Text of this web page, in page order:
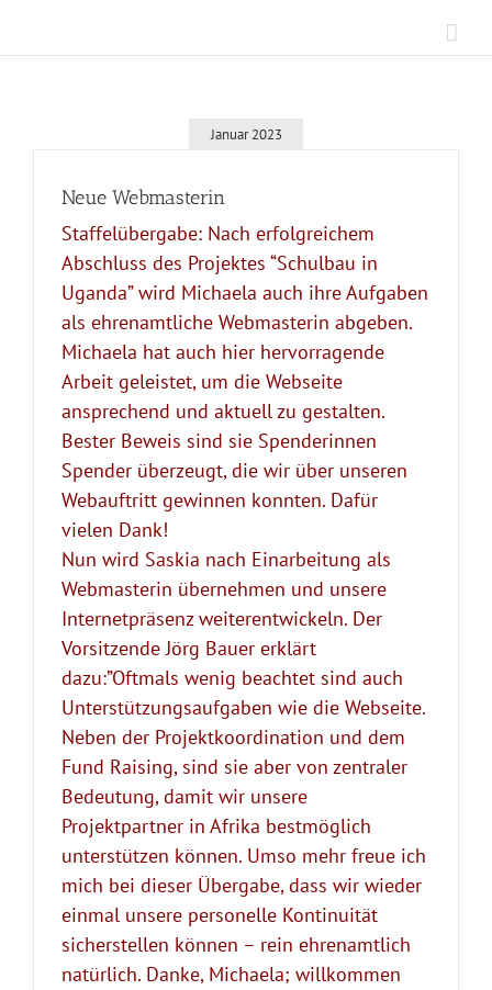
springen
Januar 2023
Neue Webmasterin
Staffelübergabe: Nach erfolgreichem
Abschluss des Projektes “Schulbau in
Uganda” wird Michaela auch ihre Aufgaben
als ehrenamtliche Webmasterin abgeben.
Michaela hat auch hier hervorragende
Arbeit geleistet, um die Webseite
ansprechend und aktuell zu gestalten.
Bester Beweis sind sie Spenderinnen
Spender überzeugt, die wir über unseren
Webauftritt gewinnen konnten. Dafür
vielen Dank!
Nun wird Saskia nach Einarbeitung als
Webmasterin übernehmen und unsere
Internetpräsenz weiterentwickeln. Der
Vorsitzende Jörg Bauer erklärt
dazu:”Oftmals wenig beachtet sind auch
Unterstützungsaufgaben wie die Webseite.
Neben der Projektkoordination und dem
Fund Raising, sind sie aber von zentraler
Bedeutung, damit wir unsere
Projektpartner in Afrika bestmöglich
unterstützen können. Umso mehr freue ich
mich bei dieser Übergabe, dass wir wieder
einmal unsere personelle Kontinuität
sicherstellen können – rein ehrenamtlich
natürlich. Danke, Michaela; willkommen